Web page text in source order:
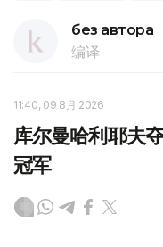
без автора
编译
11:40, 09 8月 2026
库尔曼哈利耶夫
冠军